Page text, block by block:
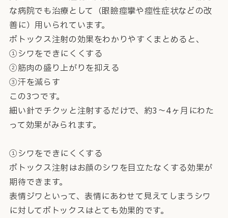
な病院でも治療として（眼瞼痙攣や痙性症状などの改
善に）用いられています。
ボトックス注射の効果をわかりやすくまとめると、
①シワをできにくくする
②筋肉の盛り上がりを抑える
③汗を減らす
この3つです。
細い針でチクッと注射するだけで、約3～4ヶ月にわた
って効果がみられます。
①シワをできにくくする
ボトックス注射はお顔のシワを目立たなくする効果が
期待できます。
表情ジワといって、表情にあわせて見えてしまうシワ
に対してボトックスはとても効果的です。